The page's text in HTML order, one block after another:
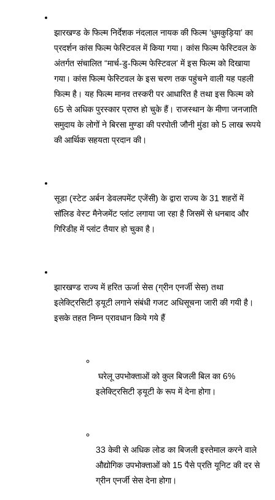
झारखण्ड के फिल्म निर्देशक नंदलाल नायक की फिल्म ‘धुमकुड़िया’ का
प्रदर्शन कांस फिल्म फेस्टिवल में किया गया। कांस फिल्म फेस्टिवल के
अंतर्गत संचालित “मार्च-डु-फिल्म फेस्टिवल’ में इस फिल्म को दिखाया
गया। कांस फिल्म फेस्टिवल के इस चरण तक पहुंचने वाली यह पहली
फिल्म है। यह फिल्म मानव तस्करी पर आधारित है तथा इस फिल्म को
65 से अधिक पुरस्कार प्राप्त हो चुके हैं। राजस्थान के मीणा जनजाति
समुदाय के लोगों ने बिरसा मुण्डा की परपोती जौनी मुंडा को 5 लाख रूपये
की आर्थिक सहयता प्रदान की।
सूडा (स्टेट अर्बन डेवलपमेंट एजेंसी) के द्वारा राज्य के 31 शहरों में
सॉलिड वेस्ट मैनेजमेंट प्लांट लगाया जा रहा है जिसमें से धनबाद और
गिरिडीह में प्लांट तैयार हो चुका है।
झारखण्ड राज्य में हरित ऊर्जा सेस (ग्रीन एनर्जी सेस) तथा
इलेक्ट्रिसिटी ड्यूटी लगाने संबंधी गजट अधिसूचना जारी की गयी है।
इसके तहत निम्न प्रावधान किये गये हैं
घरेलू उपभोक्ताओं को कुल बिजली बिल का 6%
इलेक्ट्रिसिटी ड्यूटी के रूप में देना होगा।
33 केवी से अधिक लोड का बिजली इस्तेमाल करने वाले
औद्योगिक उपभोक्ताओं को 15 पैसे प्रति यूनिट की दर से
ग्रीन एनर्जी सेस देना होगा।